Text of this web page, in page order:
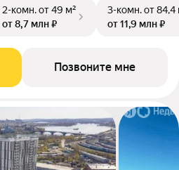
2-комн.от 49 м²
от 8,7 млн ₽
3-комн.от 84,4
от 11,9 млн ₽
Позвоните мне